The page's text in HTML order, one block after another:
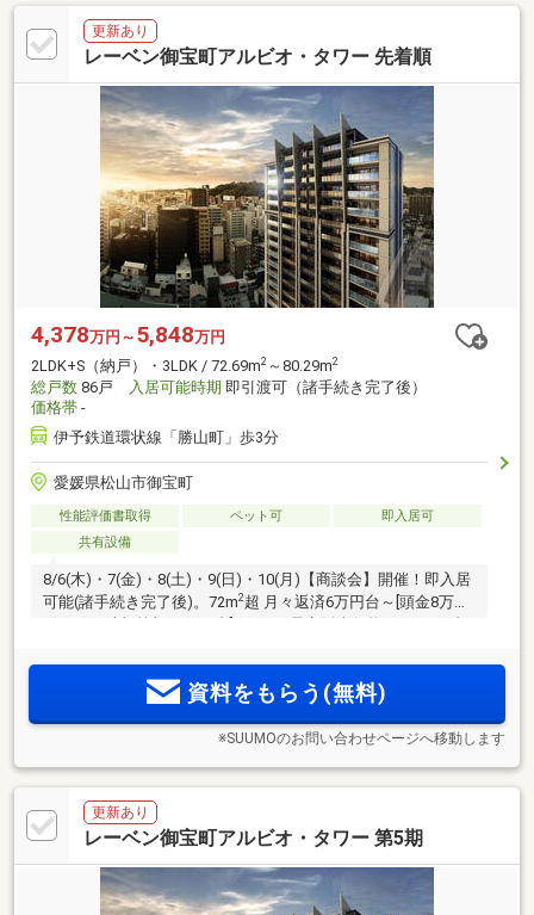
更新あり
レーベン御宝町アルビオ・タワー 先着順
4,378万円～ 5,848万円
2LDK+S（納戸）・3LDK / 72.69m2 ～80.29m2
総戸数 86戸 入居可能時期 即引渡可（諸手続き完了後）
価格帯 -
伊予鉄道環状線「勝山町」歩3分
愛媛県松山市御宝町
性能評価書取得 ペット可
即入居可
共有設備
8/6(木)・7(金)・8(土)・9(日)・10(月)【商談会】開催！即入居
可能(諸手続き完了後)。72m2超 月々返済6万円台～[頭金8万円/
ラン・多彩なバリエーション。新しい断熱性能基準を満たし
た「ZEH-M Oriented」資料をもらう(無料)
※SUUMOのお問い合わせページへ移動します
更新あり
レーベン御宝町アルビオ・タワー 第5期